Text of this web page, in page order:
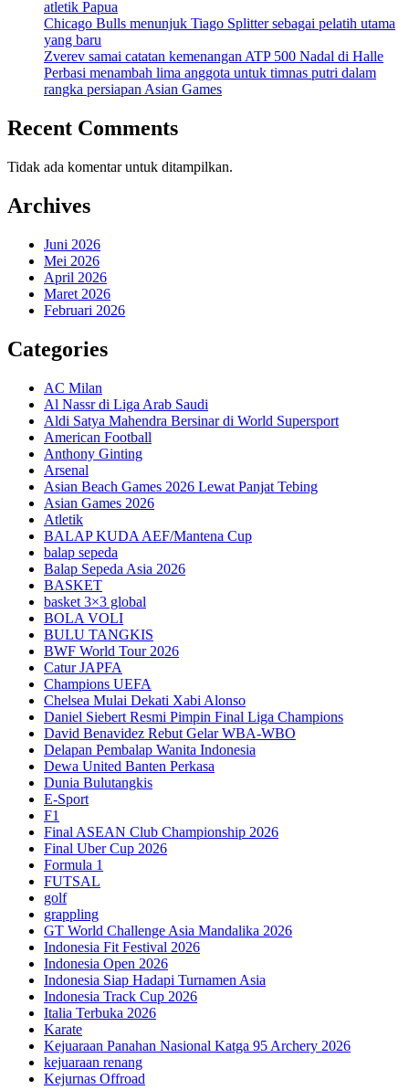
atletik Papua
Chicago Bulls menunjuk Tiago Splitter sebagai pelatih utama
yang baru
Zverev samai catatan kemenangan ATP 500 Nadal di Halle
Perbasi menambah lima anggota untuk timnas putri dalam
rangka persiapan Asian Games
Recent Comments
Tidak ada komentar untuk ditampilkan.
Archives
Juni 2026
Mei 2026
April 2026
Maret 2026
Februari 2026
Categories
AC Milan
Al Nassr di Liga Arab Saudi
Aldi Satya Mahendra Bersinar di World Supersport
American Football
Anthony Ginting
Arsenal
Asian Beach Games 2026 Lewat Panjat Tebing
Asian Games 2026
Atletik
BALAP KUDA AEF/Mantena Cup
balap sepeda
Balap Sepeda Asia 2026
BASKET
basket 3×3 global
BOLA VOLI
BULU TANGKIS
BWF World Tour 2026
Catur JAPFA
Champions UEFA
Chelsea Mulai Dekati Xabi Alonso
Daniel Siebert Resmi Pimpin Final Liga Champions
David Benavidez Rebut Gelar WBA-WBO
Delapan Pembalap Wanita Indonesia
Dewa United Banten Perkasa
Dunia Bulutangkis
E-Sport
F1
Final ASEAN Club Championship 2026
Final Uber Cup 2026
Formula 1
FUTSAL
golf
grappling
GT World Challenge Asia Mandalika 2026
Indonesia Fit Festival 2026
Indonesia Open 2026
Indonesia Siap Hadapi Turnamen Asia
Indonesia Track Cup 2026
Italia Terbuka 2026
Karate
Kejuaraan Panahan Nasional Katga 95 Archery 2026
kejuaraan renang
Kejurnas Offroad